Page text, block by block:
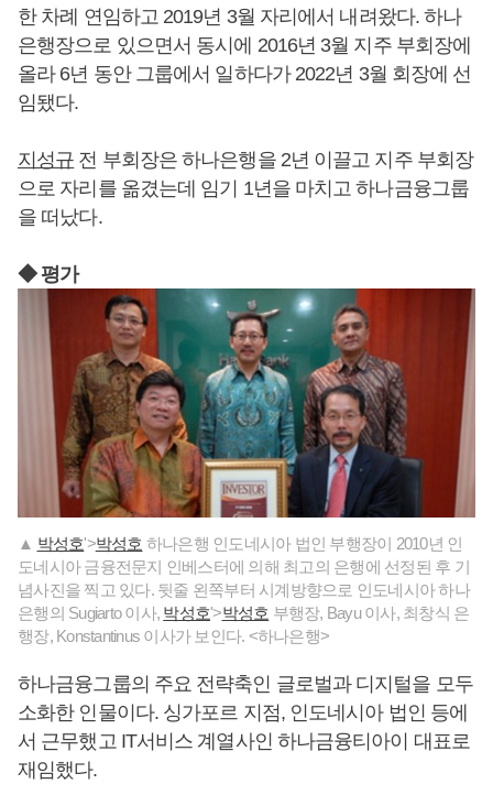
한 차례 연임하고 2019년 3월 자리에서 내려왔다. 하나
은행장으로 있으면서 동시에 2016년 3월 지주 부회장에
올라 6년 동안 그룹에서 일하다가 2022년 3월 회장에 선
임됐다.
지성규 전 부회장은 하나은행을 2년 이끌고 지주 부회장
으로 자리를 옮겼는데 임기 1년을 마치고 하나금융그룹
을 떠났다.
◆ 평가
▲ 박성호'>박성호 하나은행 인도네시아 법인 부행장이 2010년 인
도네시아 금융전문지 인베스터에 의해 최고의 은행에 선정된 후 기
념사진을 찍고 있다. 뒷줄 왼쪽부터 시계방향으로 인도네시아 하나
은행의 Sugiarto 이사, 박성호'>박성호 부행장, Bayu 이사, 최창식 은
행장, Konstantinus 이사가 보인다. <하나은행>
하나금융그룹의 주요 전략축인 글로벌과 디지털을 모두
소화한 인물이다. 싱가포르 지점, 인도네시아 법인 등에
서 근무했고 IT서비스 계열사인 하나금융티아이 대표로
재임했다.